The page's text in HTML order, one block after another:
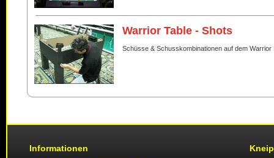
Warrior Table - Shots
Schüsse & Schusskombinationen auf dem Warrior
Informationen